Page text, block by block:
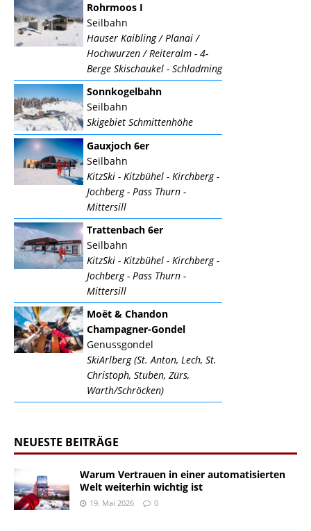
Rohrmoos I
Seilbahn
Hauser Kaibling / Planai /
Hochwurzen / Reiteralm - 4-
Berge Skischaukel - Schladming
Sonnkogelbahn
Seilbahn
Skigebiet Schmittenhöhe
Gauxjoch 6er
Seilbahn
KitzSki - Kitzbühel - Kirchberg -
Jochberg - Pass Thurn -
Mittersill
Trattenbach 6er
Seilbahn
KitzSki - Kitzbühel - Kirchberg -
Jochberg - Pass Thurn -
Mittersill
Moët & Chandon
Champagner-Gondel
Genussgondel
SkiArlberg (St. Anton, Lech, St.
Christoph, Stuben, Zürs,
Warth/Schröcken)
NEUESTE BEITRÄGE
Warum Vertrauen in einer automatisierten
Welt weiterhin wichtig ist
19. Mai 2026 0